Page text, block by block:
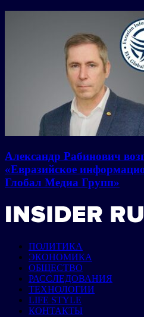
Александр Рабинович
«Евразийское
Глобал Медиа Групп»
ПОЛИТИКА
ЭКОНОМИКА
ОБЩЕСТВО
РАССЛЕДОВАНИЯ
ТЕХНОЛОГИИ
LIFE STYLE
КОНТАКТЫ